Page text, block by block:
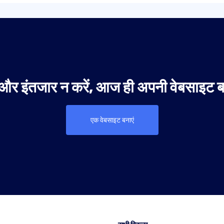
इंतजार न करें, आज ही अपनी वेबसाइट
एक वेबसाइट बनाएं